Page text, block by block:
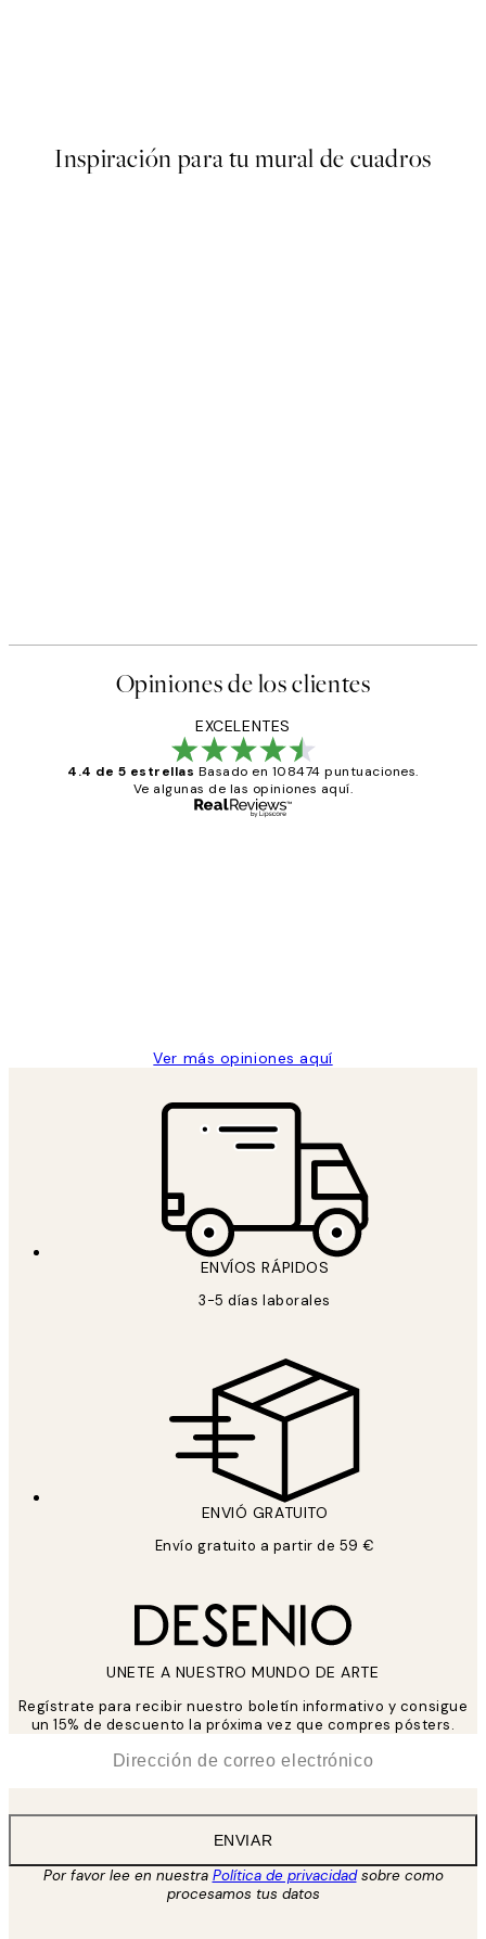
Inspiración para tu mural de cuadros
Opiniones de los clientes
EXCELENTES
4.4 de 5 estrellas Basado en 108474 puntuaciones.
Ve algunas de las opiniones aquí.
Ver más opiniones aquí
ENVÍOS RÁPIDOS
3-5 días laborales
ENVIÓ GRATUITO
Envío gratuito a partir de 59 €
UNETE A NUESTRO MUNDO DE ARTE
Regístrate para recibir nuestro boletín informativo y consigue
un 15% de descuento la próxima vez que compres pósters.
ENVIAR
Por favor lee en nuestra Política de privacidadsobre como
procesamos tus datos